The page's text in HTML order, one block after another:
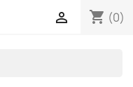
shopping_cart (0)
